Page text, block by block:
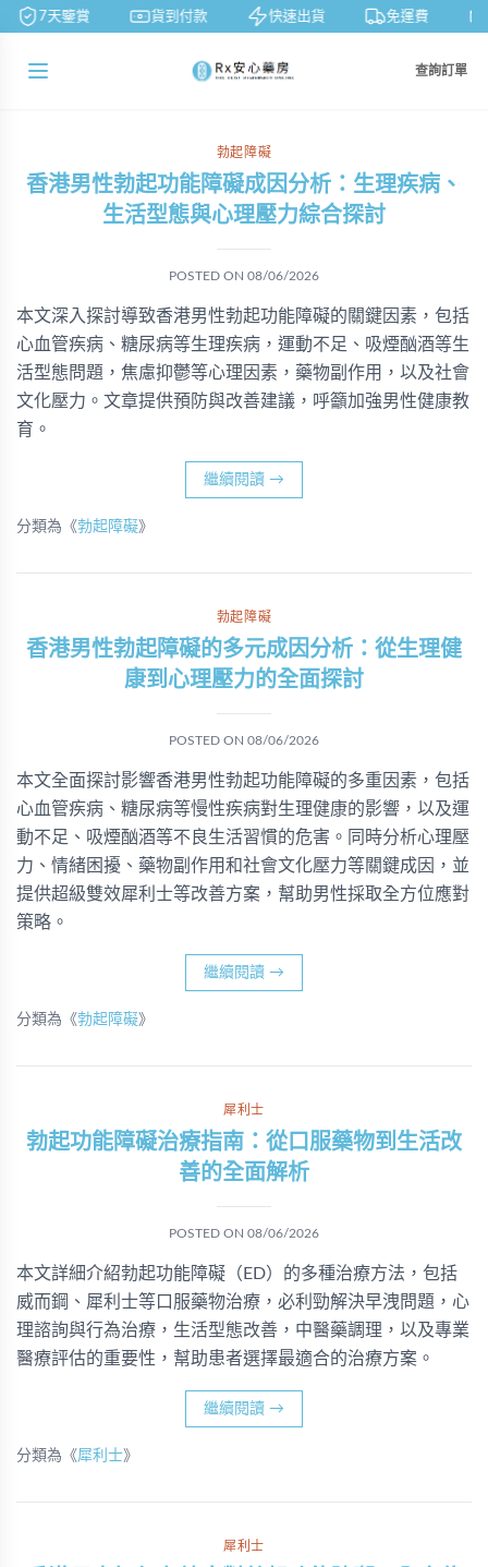
7天鑒賞 貨到付款 快速出貨 免運費
查詢訂單
勃起障礙
香港男性勃起功能障礙成因分析：生理疾病、
生活型態與心理壓力綜合探討
POSTED ON 08/06/2026
本文深入探討導致香港男性勃起功能障礙的關鍵因素，包括
心血管疾病、糖尿病等生理疾病，運動不足、吸煙酗酒等生
活型態問題，焦慮抑鬱等心理因素，藥物副作用，以及社會
文化壓力。文章提供預防與改善建議，呼籲加強男性健康教
育。
繼續閱讀 →
分類為《勃起障礙》
勃起障礙
香港男性勃起障礙的多元成因分析：從生理健
康到心理壓力的全面探討
POSTED ON 08/06/2026
本文全面探討影響香港男性勃起功能障礙的多重因素，包括
心血管疾病、糖尿病等慢性疾病對生理健康的影響，以及運
動不足、吸煙酗酒等不良生活習慣的危害。同時分析心理壓
力、情緒困擾、藥物副作用和社會文化壓力等關鍵成因，並
提供超級雙效犀利士等改善方案，幫助男性採取全方位應對
策略。
繼續閱讀 →
分類為《勃起障礙》
犀利士
勃起功能障礙治療指南：從口服藥物到生活改
善的全面解析
POSTED ON 08/06/2026
本文詳細介紹勃起功能障礙（ED）的多種治療方法，包括
威而鋼、犀利士等口服藥物治療，必利勁解決早洩問題，心
理諮詢與行為治療，生活型態改善，中醫藥調理，以及專業
醫療評估的重要性，幫助患者選擇最適合的治療方案。
繼續閱讀 →
分類為《犀利士》
犀利士